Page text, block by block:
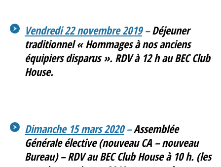
Vendredi 22 novembre 2019–Déjeuner
traditionnel « Hommages à nos anciens
équipiers disparus ». RDV à 12 h au BEC Club
House.
Dimanche 15 mars 2020–Assemblée
Générale élective (nouveau CA – nouveau
Bureau) – RDV au BEC Club House à 10 h. (les